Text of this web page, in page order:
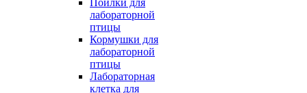
Поилки для
лабораторной
птицы
Кормушки для
лабораторной
птицы
Лабораторная
клетка для